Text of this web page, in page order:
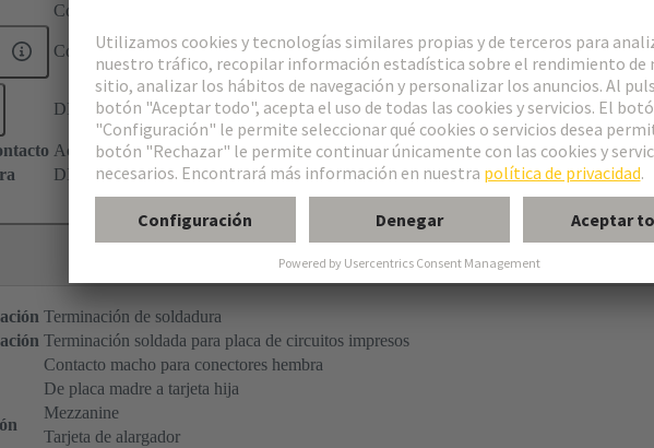
Contactos
Contacto coaxial
DIN 41612
Acodado
DIN 41612 Tipo M inverso
Terminación de soldadura
Terminación soldada para placa de circuitos impresos
Contacto macho para conectores hembra
De placa madre a tarjeta hija
Mezzanine
Tarjeta de alargador